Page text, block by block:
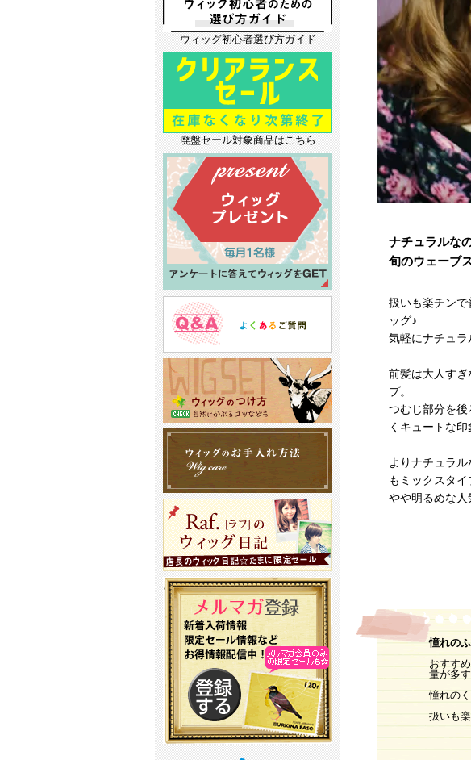
ナチュラルな
旬のウェーブ
扱いも楽チンで
ッグ♪
気軽にナチュ
前髪は大人すぎ
プ。
つむじ部分を
くキュートな印
よりナチュラ
もミックスタイ
やや明るめな
憧れの
おすす
量が多
憧れの
扱いも
ウィッグ初心者選び方ガイド
廃盤セール対象商品はこちら